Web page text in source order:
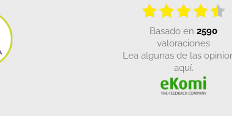
basado en 2590
valoraciones
Lea algunas de las opiniones
aquí.